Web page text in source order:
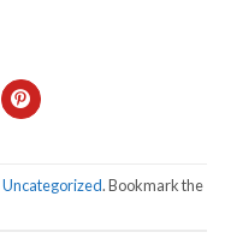
Uncategorized. Bookmark the